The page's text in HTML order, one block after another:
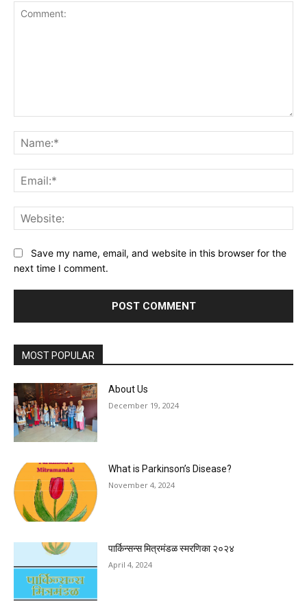
Save my name, email, and website in this browser for the
next time I comment.
MOST POPULAR
About Us
December 19, 2024
What is Parkinson’s Disease?
November 4, 2024
पार्किन्सन्स मित्रमंडळ स्मरणिका २०२४
April 4, 2024